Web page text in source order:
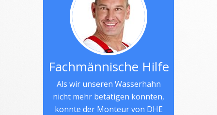
Fachmännische Hilfe
Als wir unseren Wasserhahn
nicht mehr betätigen konnten,
konnte der Monteur von DHE